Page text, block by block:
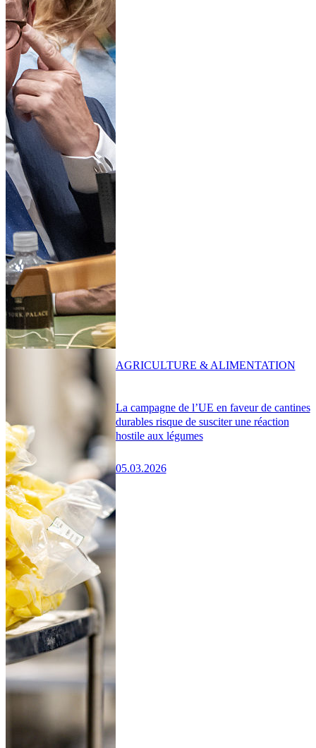
La campagne de l’UE en faveur de cantines
durables risque de susciter une réaction
hostile aux légumes
05.03.2026
AGRICULTURE & ALIMENTATION